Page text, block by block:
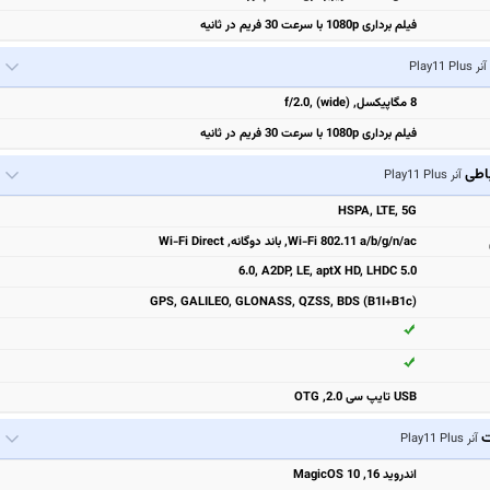
فیلم برداری 1080p با سرعت 30 فریم در ثانیه
آنر Play11 Plus
8 مگاپیکسل, f/2.0, (wide)
فیلم برداری 1080p با سرعت 30 فریم در ثانیه
آنر Play11 Plus
HSPA, LTE, 5G
Wi-Fi 802.11 a/b/g/n/ac, باند دوگانه, Wi-Fi Direct
6.0, A2DP, LE, aptX HD, LHDC 5.0
GPS, GALILEO, GLONASS, QZSS, BDS (B1I+B1c)
USB تایپ سی 2.0, OTG
آنر Play11 Plus
اندروید 16, MagicOS 10